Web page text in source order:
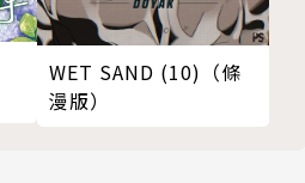
WET SAND (10)（條
漫版）